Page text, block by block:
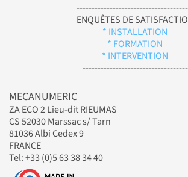
ENQUÊTES DE
* INSTALLATION
* FORMATION
* INTERVENTION
-----------------------------------
MECANUMERIC
ZA ECO 2 Lieu-dit RIEUMAS
CS 52030 Marssac s/ Tarn
81036 Albi Cedex 9
FRANCE
Tel: +33 (0)5 63 38 34 40